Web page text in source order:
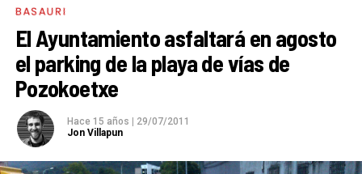
BASAURI
El Ayuntamiento asfaltará en agosto
el parking de la playa de vías de
Pozokoetxe
Hace 15 años
29/07/2011
Jon Villapun